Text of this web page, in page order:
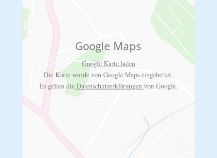
Google Maps
Google Karte laden
Die Karte wurde von Google Maps eingebettet.
Es gelten dieDatenschutzerklärungen von Google.